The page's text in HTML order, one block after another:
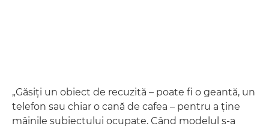
„Găsiţi un obiect de recuzită – poate fi o geantă, un
telefon sau chiar o cană de cafea – pentru a ţine
mâinile subiectului ocupate. Când modelul s-a